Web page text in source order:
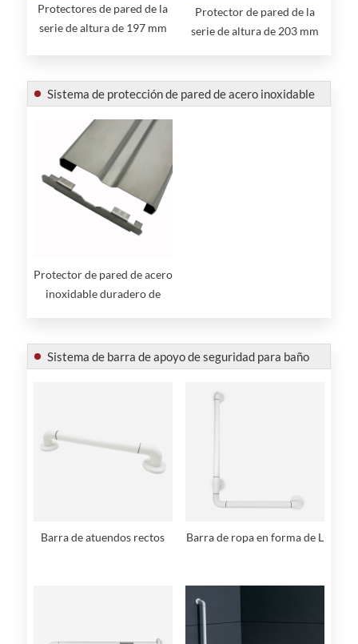
Protectores de pared de la
serie de altura de 197 mm
Protector de pared de la
serie de altura de 203 mm
Sistema de protección de pared de acero inoxidable
Protector de pared de acero
inoxidable duradero de
Sistema de barra de apoyo de seguridad para baño
Barra de atuendos rectos Barra de ropa en forma de L